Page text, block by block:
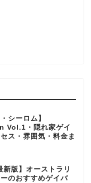
シーロム】
Vol.1・隠れ家ゲイ
ス・雰囲気・料金ま
新版】オーストラリ
のおすすめゲイバ